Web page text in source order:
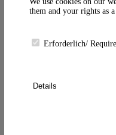
Suche schließen
them and your rights as
Erforderlich/
Details